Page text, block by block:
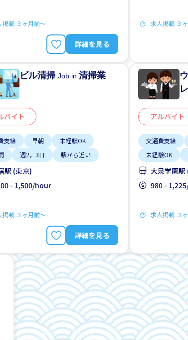
掲載 ３ヶ月前〜
詳細を見る
求人掲載 ３
ビル清掃Job in清掃業
バイト
支給 早朝
未経験OK
週2，3日 駅から近い
駅 (東京)
- 1,500/hour
掲載 ３ヶ月前〜
詳細を見る
アルバイト
交通費支給
未経験OK
大泉学園駅
980 -
求人掲載 ３